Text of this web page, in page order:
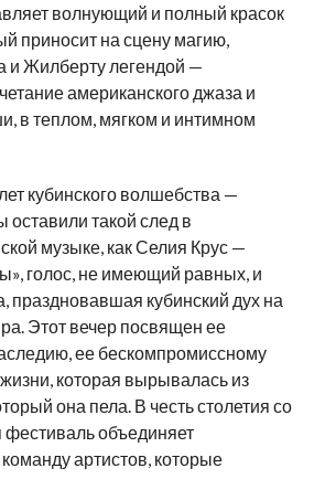
волнующий и полный красок
приносит на сцену магию,
и Жилберту легендой —
американского джаза и
в теплом, мягком и интимном
кубинского волшебства —
оставили такой след в
музыке, как Селия Крус —
голос, не имеющий равных, и
праздновавшая кубинский дух на
Этот вечер посвящен ее
ее бескомпромиссному
которая вырывалась из
она пела. В честь столетия со
объединяет
артистов, которые